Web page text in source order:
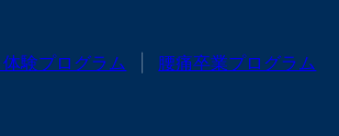
験プログラム
腰痛卒業プログラム